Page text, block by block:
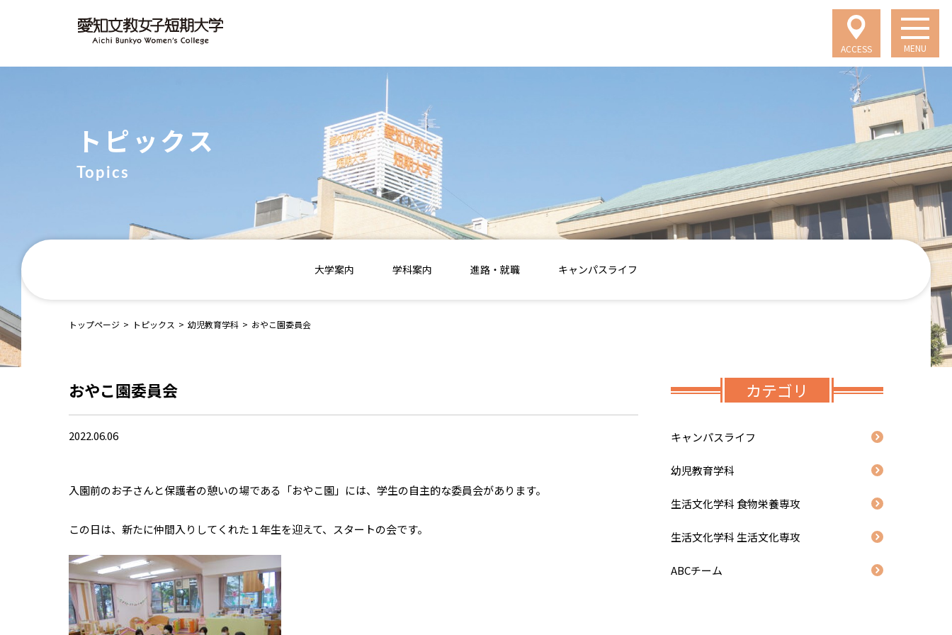
ACCESS
トピックス
Topics
MENU
大学案内 学科案内 進路・就職 キャンパスライフ
トップページ > トピックス > 幼児教育学科 > おやこ園委員会
おやこ園委員会
2022.06.06
入園前のお子さんと保護者の憩いの場である「おやこ園」には、学生の自主的な委員会があります。
この日は、新たに仲間入りしてくれた１年生を迎えて、スタートの会です。
カテゴリ
キャンパスライフ
幼児教育学科
生活文化学科 食物栄養専攻
生活文化学科 生活文化専攻
ABCチーム